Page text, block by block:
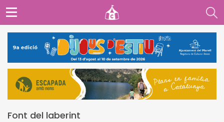
Font del laberint